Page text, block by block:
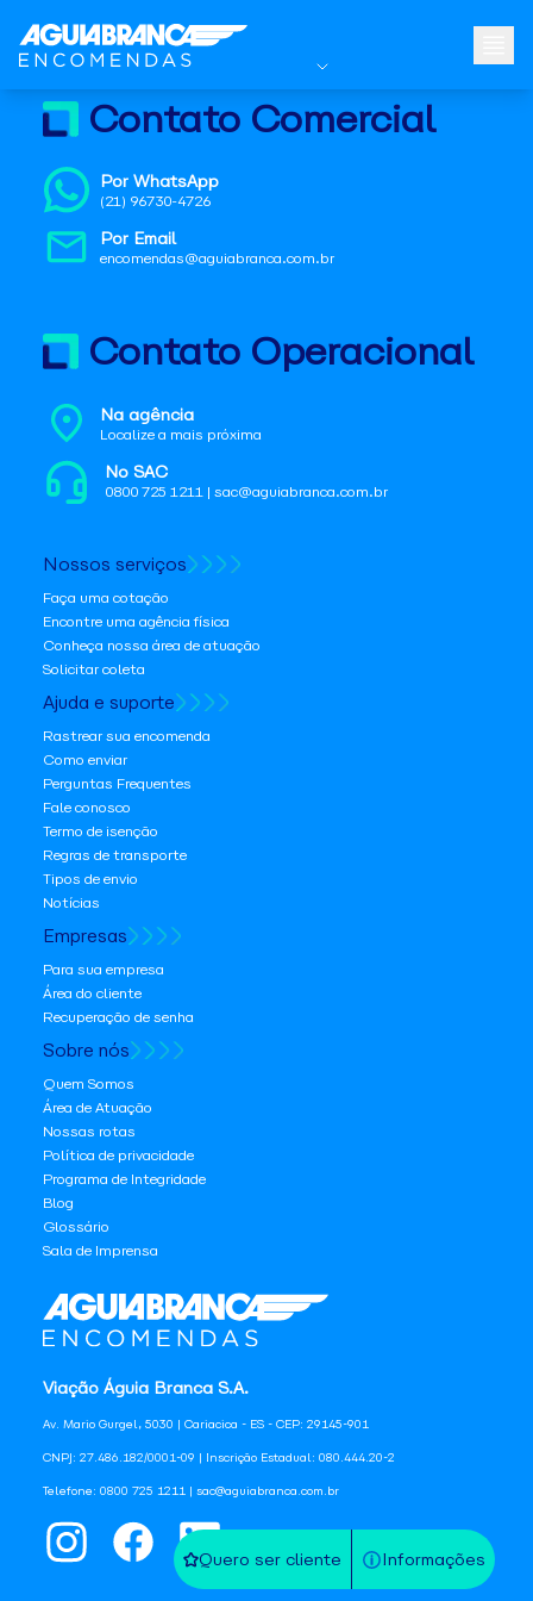
Quero ser cliente Informações
Viação Águia Branca S.A.
Av. Mario Gurgel, 5030 | Cariacica - ES - CEP: 29145-901
CNPJ: 27.486.182/0001-09 | Inscrição Estadual: 080.444.20-2
Telefone: 0800 725 1211 | sac@aguiabranca.com.br
Contato Comercial
Por WhatsApp
(21) 96730-4726
Por Email
encomendas@aguiabranca.com.br
Contato Operacional
Na agência
Localize a mais próxima
No SAC
0800 725 1211 | sac@aguiabranca.com.br
Nossos serviços
Faça uma cotação
Encontre uma agência física
Conheça nossa área de atuação
Solicitar coleta
Ajuda e suporte
Rastrear sua encomenda
Como enviar
Perguntas Frequentes
Fale conosco
Termo de isenção
Regras de transporte
Tipos de envio
Notícias
Empresas
Para sua empresa
Área do cliente
Recuperação de senha
Sobre nós
Quem Somos
Área de Atuação
Nossas rotas
Política de privacidade
Programa de Integridade
Blog
Glossário
Sala de Imprensa